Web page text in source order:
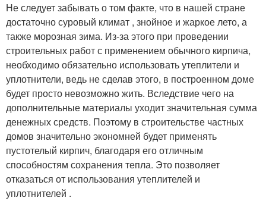
Не следует забывать о том факте, что в нашей стране
достаточно суровый климат , знойное и жаркое лето, а
также морозная зима. Из-за этого при проведении
строительных работ с применением обычного кирпича,
необходимо обязательно использовать утеплители и
уплотнители, ведь не сделав этого, в построенном доме
будет просто невозможно жить. Вследствие чего на
дополнительные материалы уходит значительная сумма
денежных средств. Поэтому в строительстве частных
домов значительно экономней будет применять
пустотелый кирпич, благодаря его отличным
способностям сохранения тепла. Это позволяет
отказаться от использования утеплителей и
уплотнителей .